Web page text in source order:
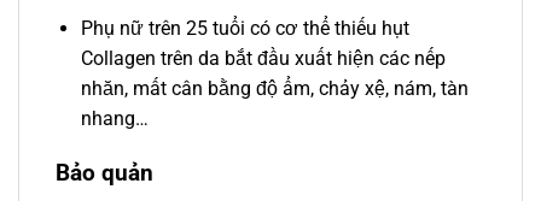
Phụ nữ trên 25 tuổi có cơ thể thiếu hụt
Collagen trên da bắt đầu xuất hiện các nếp
nhăn, mất cân bằng độ ẩm, chảy xệ, nám, tàn
nhang…
Bảo quản